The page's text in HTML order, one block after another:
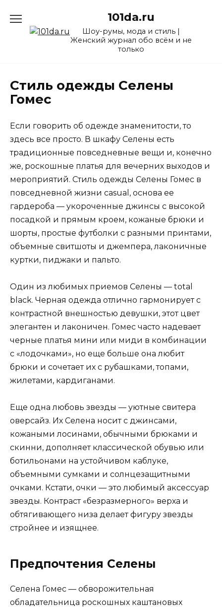
содержанию
101da.ru
Шоу-румы, мода и стиль |
Женский журнал обо всём и не
только
Стиль одежды Селены
Гомес
Если говорить об одежде знаменитости, то
здесь все просто. В шкафу Селены есть
традиционные повседневные вещи и, конечно
же, роскошные платья для вечерних выходов и
мероприятий. Стиль одежды Селены Гомес в
повседневной жизни casual, основа ее
гардероба — укороченные джинсы с высокой
посадкой и прямым кроем, кожаные брюки и
шорты, простые футболки с разными принтами,
объемные свитшоты и джемпера, лаконичные
куртки, пиджаки и пальто.
Один из любимых приемов Селены — total
black. Черная одежда отлично гармонирует с
контрастной внешностью девушки, этот цвет
элегантен и лаконичен. Гомес часто надевает
черные платья мини или миди в комбинации
с «лодочками», но еще больше она любит
брюки и сочетает их с рубашками, топами,
жилетами, кардиганами.
Еще одна любовь звезды — уютные свитера
оверсайз. Их Селена носит с джинсами,
кожаными лосинами, обычными брюками и
скинни, дополняет классической обувью или
ботильонами на устойчивом каблуке,
объемными сумками и солнцезащитными
очками. Кстати, очки — это любимый аксессуар
звезды. Контраст «безразмерного» верха и
обтягивающего низа делает фигуру звезды
стройнее и изящнее.
Предпочтения Селены
Селена Гомес — обворожительная
обладательница роскошных каштановых